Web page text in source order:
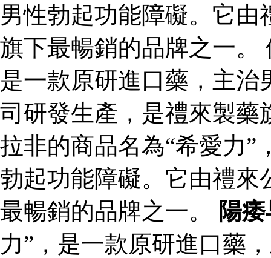
男性勃起功能障礙。它
旗下最暢銷的品牌之一。
是一款原研進口藥，主
司研發生產，是禮來製藥
拉非的商品名為“希愛力”
勃起功能障礙。它由禮來
最暢銷的品牌之一。
陽
力”，是一款原研進口藥